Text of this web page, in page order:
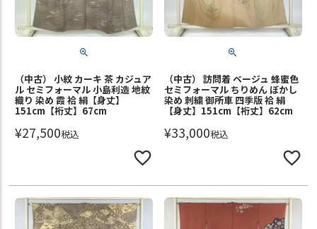
（中古） 小紋 カーキ 茶 カジュア
ル セミフォーマル 小島利造 地紋
織り 染め 霞 袷 絹【身丈】
151cm【裄丈】67cm
¥27,500税込
（中古） 訪問着 ベージュ 蜂蜜色
セミフォーマル ちりめん ぼかし
染め 刺繍 御所車 四季版 袷 絹
【身丈】151cm【裄丈】62cm
¥33,000税込